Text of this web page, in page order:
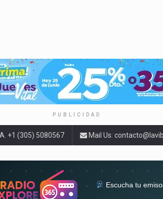
PUBLICIDAD
+1 (305) 5080567 Mail Us:
Escucha tu